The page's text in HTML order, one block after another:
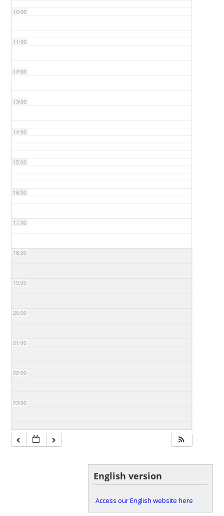
10:00
11:00
12:00
13:00
14:00
15:00
16:00
17:00
18:00
19:00
20:00
21:00
22:00
23:00
English version
Access our English website here